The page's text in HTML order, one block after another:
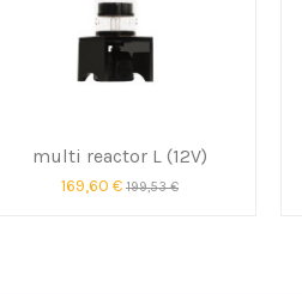
multi reactor L (12V)
169,60 € 199,53 €